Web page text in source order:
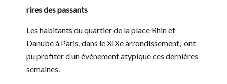
rires des passants
Les habitants du quartier de la place Rhin et
Danube à Paris, dans le XIXe arrondissement, ont
pu profiter d’un événement atypique ces dernières
semaines.